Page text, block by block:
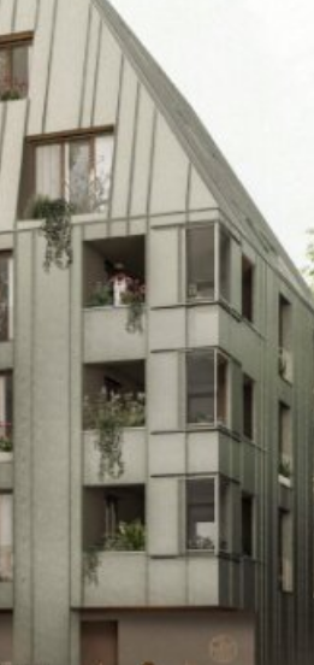
Grundrissen
Schlafzimmern,
oder Terrasse.
und schaffen eine
Komfort sorgt eine
, sowie
Haustechnik
Rottalmühlesteht so
Architektur,
von